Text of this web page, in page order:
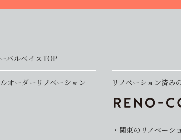
バルベイスTOP
オーダーリノベーション リノベーション済み
関東のリノベーシ